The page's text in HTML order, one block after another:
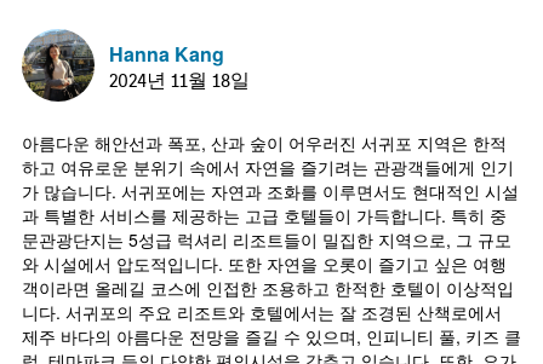
X
축
이
있
니
다.
차
트
에
는
지
난
3
일
다.
차
트
에
성
급
별
로
호
텔
카
테
고
리
이
어
떻
게
하
는
지
보
여
줍
니
다.
차
트
Hanna Kang
2024년 11월 18일
아름다운 해안선과 폭포, 산과 숲이 어우러진 서귀포 지역은 한적
하고 여유로운 분위기 속에서 자연을 즐기려는 관광객들에게 인기
가 많습니다. 서귀포에는 자연과 조화를 이루면서도 현대적인 시설
과 특별한 서비스를 제공하는 고급 호텔들이 가득합니다. 특히 중
문관광단지는 5성급 럭셔리 리조트들이 밀집한 지역으로, 그 규모
와 시설에서 압도적입니다. 또한 자연을 오롯이 즐기고 싶은 여행
객이라면 올레길 코스에 인접한 조용하고 한적한 호텔이 이상적입
니다. 서귀포의 주요 리조트와 호텔에서는 잘 조경된 산책로에서
제주 바다의 아름다운 전망을 즐길 수 있으며, 인피니티 풀, 키즈 클